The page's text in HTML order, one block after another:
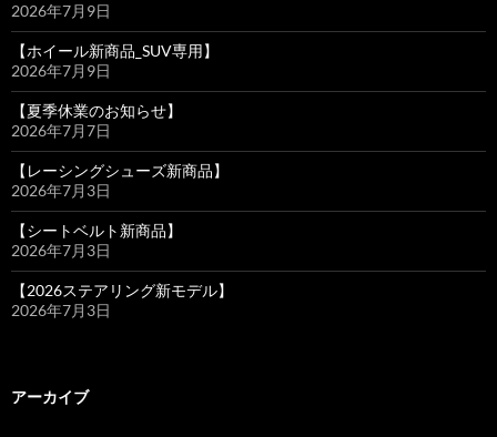
2026年7月9日
【ホイール新商品_SUV専用】
2026年7月9日
【夏季休業のお知らせ】
2026年7月7日
【レーシングシューズ新商品】
2026年7月3日
【シートベルト新商品】
2026年7月3日
【2026ステアリング新モデル】
2026年7月3日
アーカイブ